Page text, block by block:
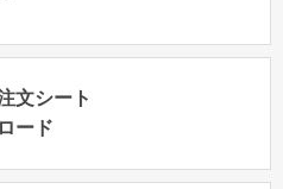
文シート
ード